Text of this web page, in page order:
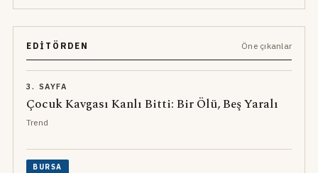
EDITÖRDEN Öne çıkanlar
3. SAYFA
Çocuk Kavgası Kanlı Bitti: Bir Ölü, Beş Yaralı
Trend
BURSA